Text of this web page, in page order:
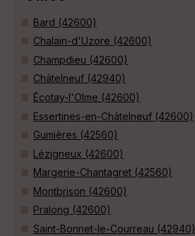
Bard (42600)
Chalain-d'Uzore (42600)
Champdieu (42600)
Châtelneuf (42940)
Écotay-l'Olme (42600)
Essertines-en-Châtelneuf (42600)
Gumières (42560)
Lézigneux (42600)
Margerie-Chantagret (42560)
Montbrison (42600)
Pralong (42600)
Saint-Bonnet-le-Courreau (42940)